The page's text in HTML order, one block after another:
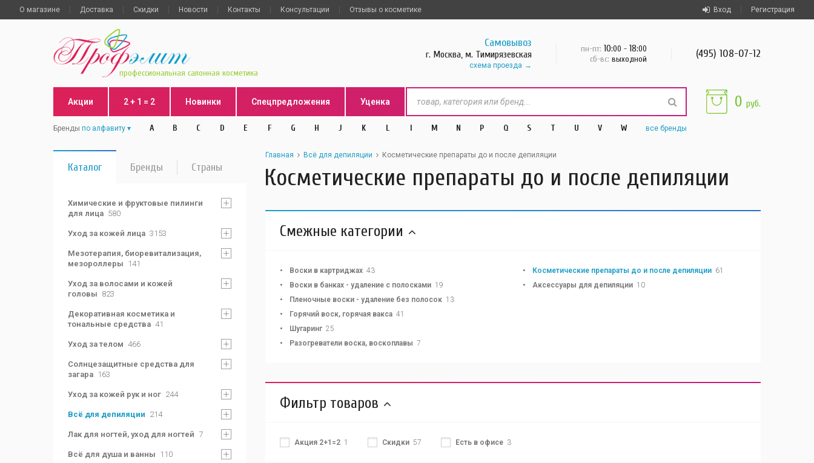
Вход Регистрация
О магазине Доставка Скидки Новости Контакты Консультации Отзывы о косметике
профессиональная салонная косметика
Самовывоз
г. Москва, м. Тимирязевская
схема проезда
пн-пт: 10:00 - 18:00
сб-вс: выходной (495) 108-07-12
Акции 2 + 1 = 2 Новинки Спецпредложения Уценка
Бренды по алфавиту A B C D E F G H J K L l M N P Q S T U V W все бренды
0 руб.
Каталог Бренды Страны
Химические и фруктовые пилинги
для лица 580
Уход за кожей лица 3153
Мезотерапия, биоревитализация,
мезороллеры 141
Уход за волосами и кожей
головы 823
Декоративная косметика и
тональные средства 41
Уход за телом 466
Солнцезащитные средства для
загара 163
Уход за кожей рук и ног 244
Всё для депиляции 214
Лак для ногтей, уход для ногтей 7
Всё для душа и ванны 110
Главная Всё для депиляции Косметические препараты до и после депиляции
Косметические препараты до и после депиляции
Смежные категории
Воски в картриджах 43
Воски в банках - удаление с полосками 19
Пленочные воски - удаление без полосок 13
Горячий воск, горячая вакса 41
Шугаринг 25
Разогреватели воска, воскоплавы 7
Косметические препараты до и после депиляции 61
Аксессуары для депиляции 10
Фильтр товаров
Акция 2+1=2 1 Скидки 57 Есть в офисе 3